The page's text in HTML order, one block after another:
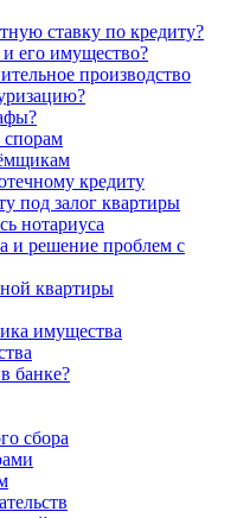
ставку по кредиту?
его имущество?
производство
кредиту
под залог квартиры
нотариуса
и решение проблем с
квартиры
имущества
банке?
сбора